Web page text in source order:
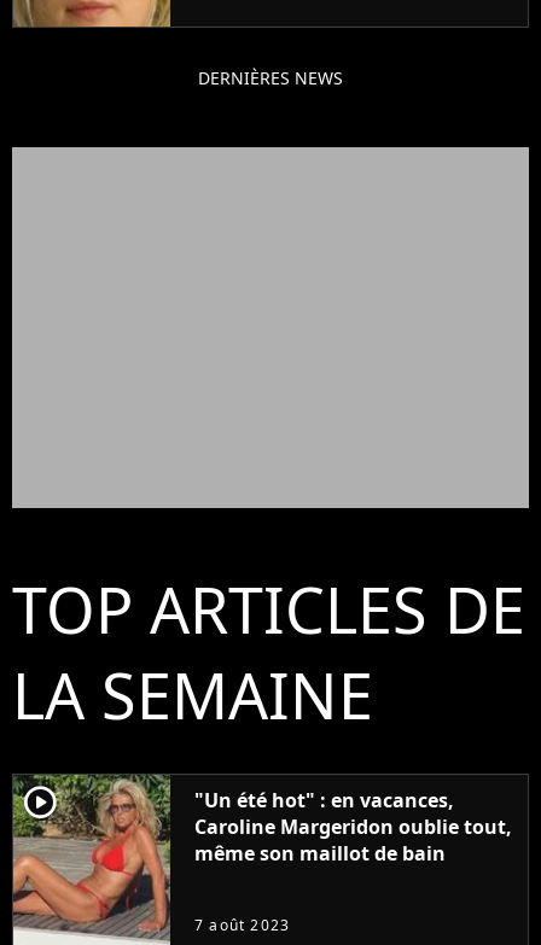
DERNIÈRES NEWS
TOP ARTICLES DE
LA SEMAINE
player2
"Un été hot" : en vacances,
Caroline Margeridon oublie tout,
même son maillot de bain
7 août 2023